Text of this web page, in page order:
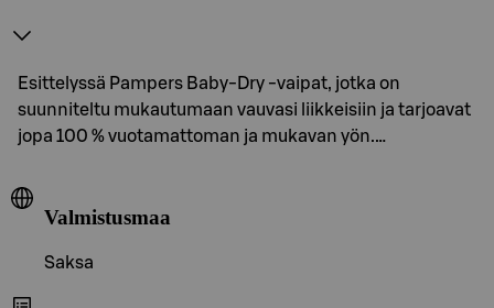
Esittelyssä Pampers Baby-Dry -vaipat, jotka on
suunniteltu mukautumaan vauvasi liikkeisiin ja tarjoavat
jopa 100 % vuotamattoman ja mukavan yön.…
Valmistusmaa
Saksa